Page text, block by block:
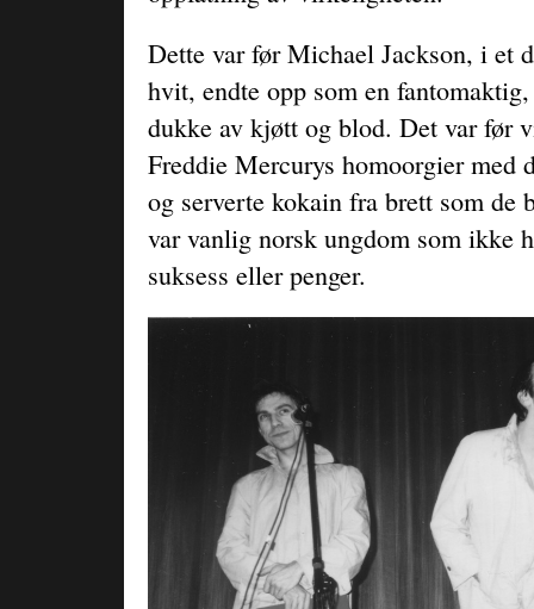
Dette var før Michael Jackson, i et
hvit, endte opp som en
dukke av kjøtt og blod. Det var før
Freddie Mercurys homoorgier med
og serverte kokain fra brett som de
var vanlig norsk ungdom som ikke
suksess eller penger.